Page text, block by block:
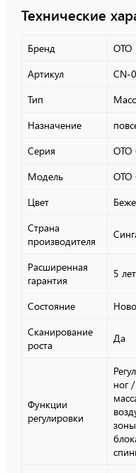
Технические
Бренд
OTO
Артикул
CN-
Тип
Назначение
Серия
OTO
Модель
Цвет
Страна
производителя
Расширенная
гарантия
5 лет
Состояние
Сканирование
роста
Да
Функции
регулировки
ног